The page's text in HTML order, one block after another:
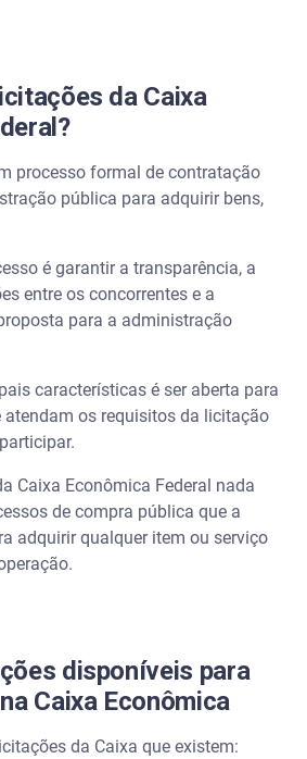
da Caixa
processo formal de contratação
pública para adquirir bens,
é garantir a transparência, a
entre os concorrentes e a
para a administração
características é ser aberta para
atendam os requisitos da licitação
Caixa Econômica Federal nada
de compra pública que a
adquirir qualquer item ou serviço
disponíveis para
Caixa Econômica
da Caixa que existem: